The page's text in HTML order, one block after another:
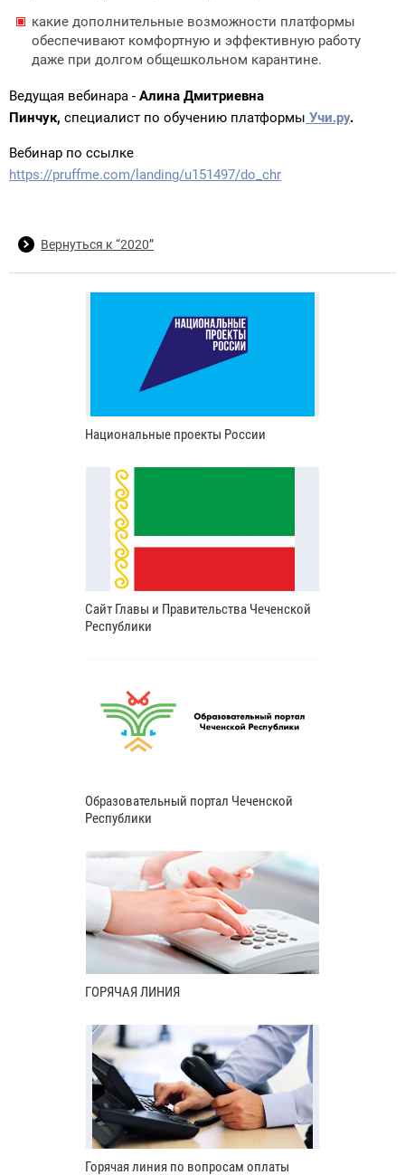
какие дополнительные возможности платформы
обеспечивают комфортную и эффективную работу
даже при долгом общешкольном карантине.
Ведущая вебинара - Алина Дмитриевна
Пинчук, специалист по обучению платформы Учи.ру.
Вебинар по ссылке
https://pruffme.com/landing/u151497/do_chr
Вернуться к “2020”
Национальные проекты России
Сайт Главы и Правительства Чеченской
Республики
Образовательный портал Чеченской
Республики
ГОРЯЧАЯ ЛИНИЯ
Горячая линия по вопросам оплаты